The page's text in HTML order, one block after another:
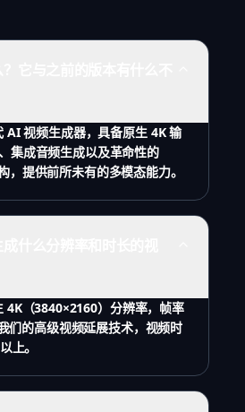
AI 视频生成器，具备原生 4K 输
集成音频生成以及革命性的
提供前所未有的多模态能力。
4K（3840×2160）分辨率，帧率
们的高级视频延展技术，视频时
上。